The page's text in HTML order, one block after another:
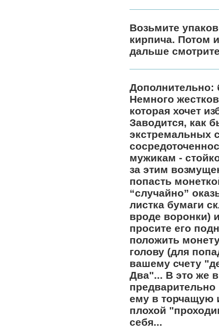
Возьмите
кирпича. Потом
дальше
Дополнительно:
Немного
которая хочет
Заводится, как
экстремальных
мужикам -
за этим
попасть
“случайно”
листка бумаги
вроде воронки)
просите его
положить
голову (для
вашему счету
Два"... В это же
ему в торчащую
плохой
себя...